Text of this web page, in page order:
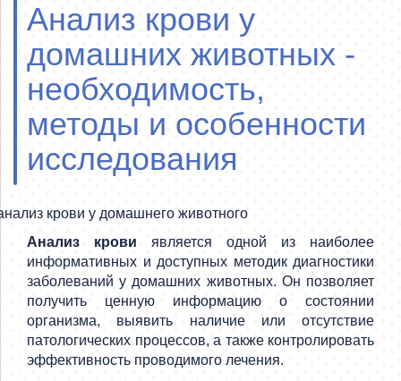
Анализ крови у
домашних животных -
необходимость,
методы и особенности
исследования
Анализ крови является одной из наиболее
информативных и доступных методик диагностики
заболеваний у домашних животных. Он позволяет
получить ценную информацию о состоянии
организма, выявить наличие или отсутствие
патологических процессов, а также контролировать
эффективность проводимого лечения.